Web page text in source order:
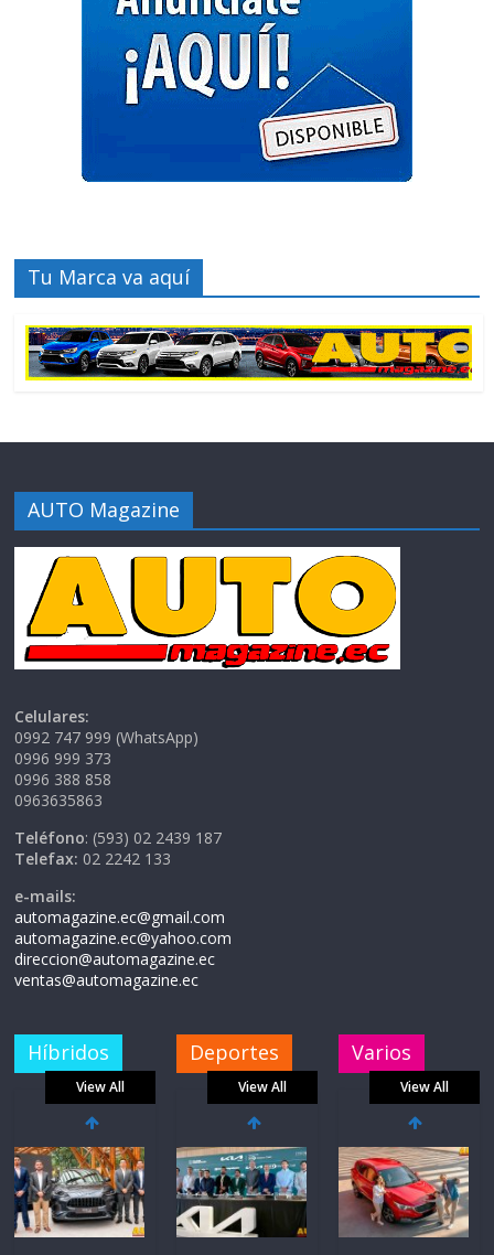
Tu Marca va aquí
AUTO Magazine
Celulares:
0992 747 999 (WhatsApp)
0996 999 373
0996 388 858
0963635863
Teléfono: (593) 02 2439 187
Telefax: 02 2242 133
e-mails:
automagazine.ec@gmail.com
automagazine.ec@yahoo.com
direccion@automagazine.ec
ventas@automagazine.ec
Híbridos
View All
Deportes
View All
Varios
View All